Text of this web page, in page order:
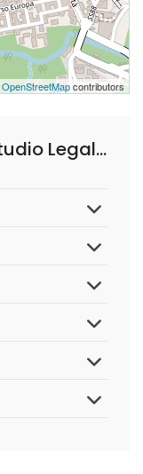
OpenStreetMapcontributors
Domande Frequenti su Studio Legale De Vito & Partners - Avvocato Paola De Vito e Avvocato Giuseppe di Salvo